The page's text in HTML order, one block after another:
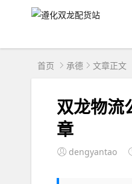
首页 承德 文章正文
双龙物流
章
dengyantao